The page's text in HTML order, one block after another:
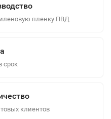
пленку ПВД
срок
клиентов